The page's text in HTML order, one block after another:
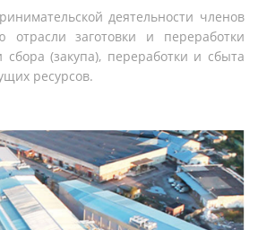
деятельности членов
заготовки и переработки
сбора (закупа), переработки и сбыта
ресурсов.